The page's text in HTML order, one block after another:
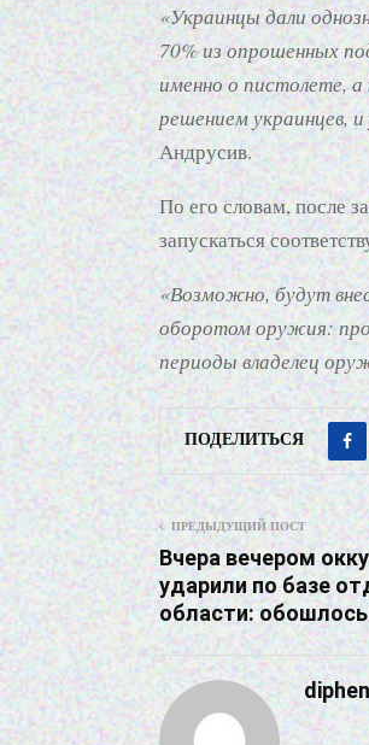
«Украинцы дали
70% из опрошенных
именно о пистолете,
решением украинцев,
Андрусив.
По его словам, после
запускаться
«Возможно, будут
оборотом оружия:
периоды владелец
ПОДЕЛИТЬСЯ
ПРЕДЫДУЩИЙ ПОСТ
Вчера вечером
ударили по базе
области: